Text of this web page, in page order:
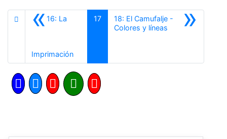
«16: La
ImprimaciónAnterior
17 »
18: El Camufalje -
Colores y líneasSiguiente